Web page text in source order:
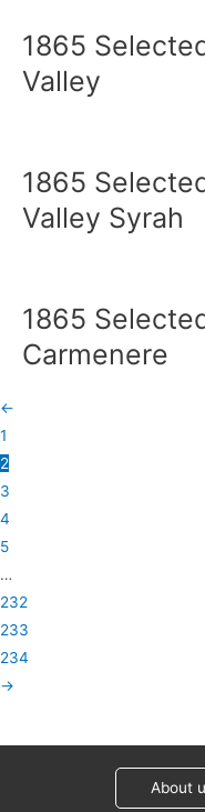
1865
Valley
1865
Valley Syrah
1865
Carmenere
←
1
2
3
4
5
…
232
233
234
→
About